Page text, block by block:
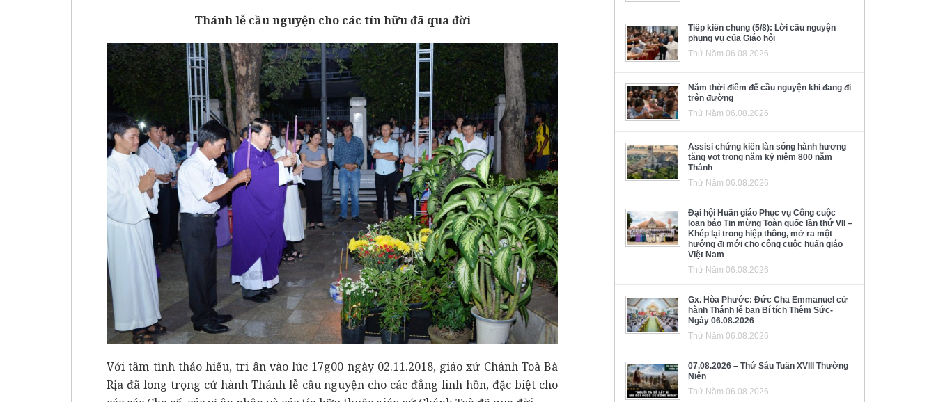
Thánh lễ cầu nguyện cho các tín hữu đã qua đời
Với tâm tình thảo hiếu, tri ân vào lúc 17g00 ngày 02.11.2018, giáo xứ Chánh Toà Bà
Rịa đã long trọng cử hành Thánh lễ cầu nguyện cho các đẳng linh hồn, đặc biệt cho
Tiếp kiến chung (5/8): Lời cầu nguyện
phụng vụ của Giáo hội
Thứ Năm 06.08.2026
Năm thời điểm để cầu nguyện khi đang đi
trên đường
Thứ Năm 06.08.2026
Assisi chứng kiến làn sóng hành hương
tăng vọt trong năm kỷ niệm 800 năm
Thánh
Thứ Năm 06.08.2026
Đại hội Huấn giáo Phục vụ Công cuộc
loan báo Tin mừng Toàn quốc lần thứ VII –
Khép lại trong hiệp thông, mở ra một
hướng đi mới cho công cuộc huấn giáo
Việt Nam
Thứ Năm 06.08.2026
Gx. Hòa Phước: Đức Cha Emmanuel cử
hành Thánh lễ ban Bí tích Thêm Sức-
Ngày 06.08.2026
Thứ Năm 06.08.2026
07.08.2026 – Thứ Sáu Tuần XVIII Thường
Niên
Thứ Năm 06.08.2026